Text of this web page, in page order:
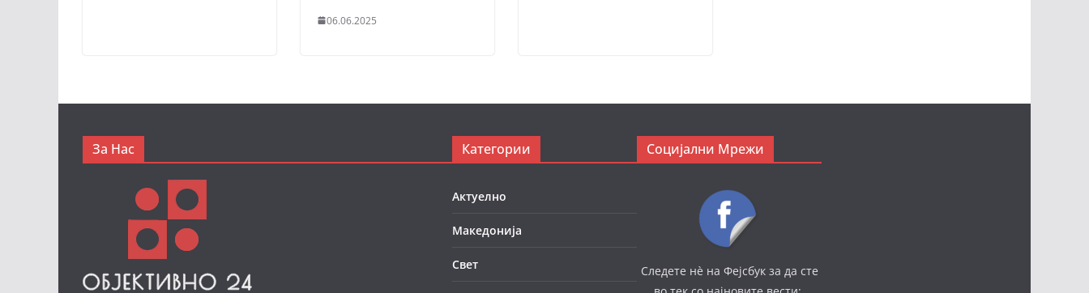
06.06.2025
За Нас Категории
Актуелно
Македонија
Свет
Социјални Мрежи
Следете нè на Фејсбук за да сте